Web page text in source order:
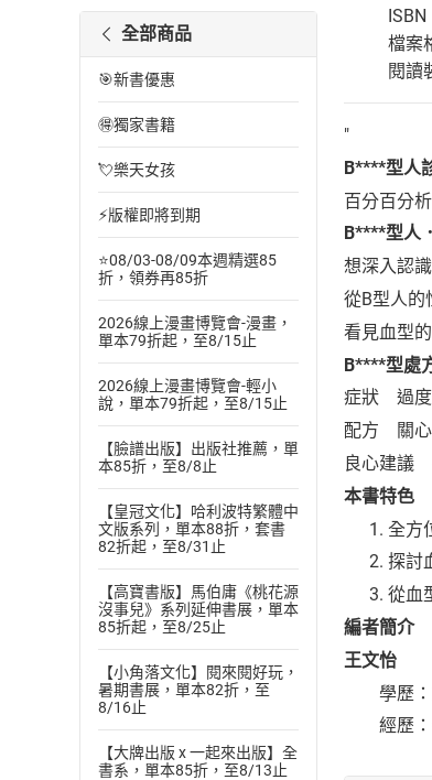
全部商品
🎯新書優惠
🉐獨家書籍
💘樂天女孩
⚡版權即將到期
⭐08/03-08/09本週精選85
折，領券再85折
2026線上漫畫博覽會-漫畫，
單本79折起，至8/15止
2026線上漫畫博覽會-輕小
說，單本79折起，至8/15止
【臉譜出版】出版社推薦，單
本85折，至8/8止
【皇冠文化】哈利波特繁體中
文版系列，單本88折，套書
82折起，至8/31止
【高寶書版】馬伯庸《桃花源
沒事兒》系列延伸書展，單本
85折起，至8/25止
【小角落文化】閱來閱好玩，
暑期書展，單本82折，至
8/16止
【大牌出版 x 一起來出版】全
書系，單本85折，至8/13止
檔案
閱讀
"
B****型人
百分百分
B****型人
想深入認
從B型人的
看見血型
B****型處
症狀 過度
配方 關心
良心建議
本書特色
全方
探討
從血
編者簡介
王文怡
學歷：
經歷：新